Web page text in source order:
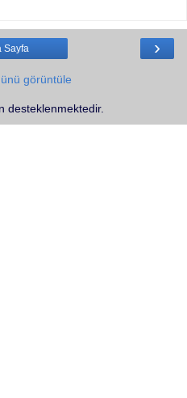
›
Sayfa
görüntüle
desteklenmektedir.